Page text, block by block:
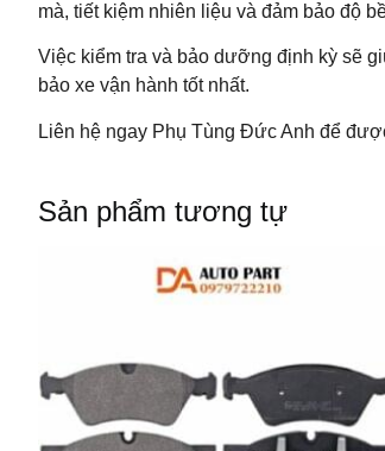
mà, tiết kiệm nhiên liệu và đảm bảo độ
Việc kiểm tra và bảo dưỡng định kỳ sẽ
bảo xe vận hành tốt nhất.
Liên hệ ngay Phụ Tùng Đức Anh để
Sản phẩm tương tự